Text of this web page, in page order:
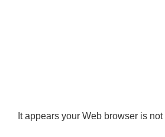
It appears your Web browser is